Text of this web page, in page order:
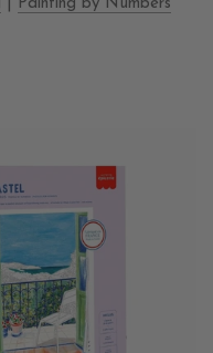
Painting by Numbers